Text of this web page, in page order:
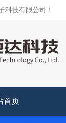
科技有限公司！
首页